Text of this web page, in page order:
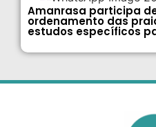
Amanrasa participa
ordenamento das
estudos específicos